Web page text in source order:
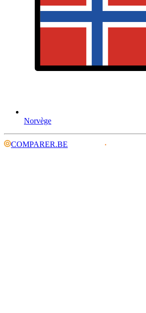
Norvège
COMPARER.BE